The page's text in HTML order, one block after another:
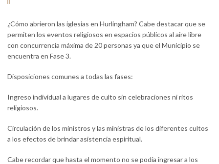
¿Cómo abrieron las iglesias en Hurlingham? Cabe destacar que se
permiten los eventos religiosos en espacios públicos al aire libre
con concurrencia máxima de 20 personas ya que el Municipio se
encuentra en Fase 3.
Disposiciones comunes a todas las fases:
Ingreso individual a lugares de culto sin celebraciones ni ritos
religiosos.
Circulación de los ministros y las ministras de los diferentes cultos
a los efectos de brindar asistencia espiritual.
Cabe recordar que hasta el momento no se podía ingresar a los